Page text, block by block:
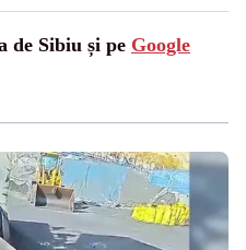
de Sibiu și pe Google